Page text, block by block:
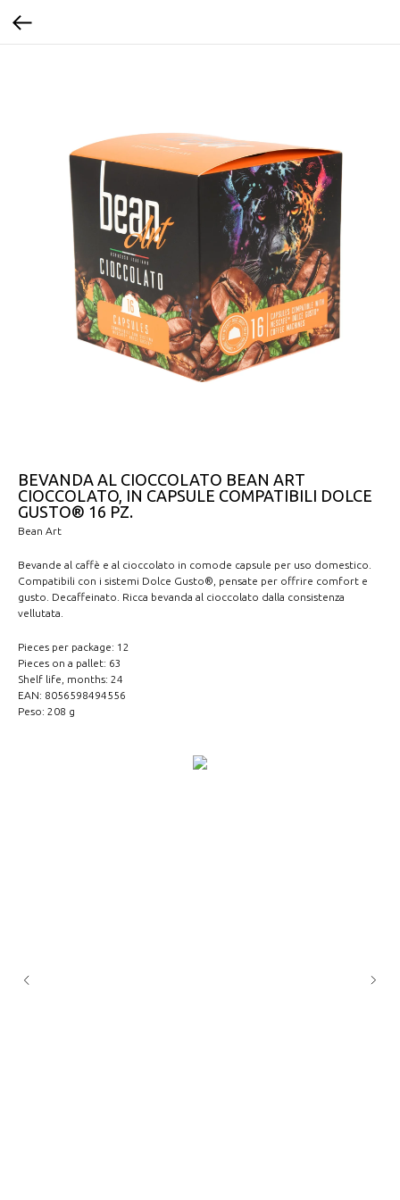
BEVANDA AL CIOCCOLATO BEAN ART
CIOCCOLATO, IN CAPSULE COMPATIBILI DOLCE
GUSTO® 16 PZ.
Bean Art
Bevande al caffè e al cioccolato in comode capsule per uso domestico.
Compatibili con i sistemi Dolce Gusto®, pensate per offrire comfort e
gusto. Decaffeinato. Ricca bevanda al cioccolato dalla consistenza
vellutata.
Pieces per package: 12
Pieces on a pallet: 63
Shelf life, months: 24
EAN: 8056598494556
Peso: 208 g